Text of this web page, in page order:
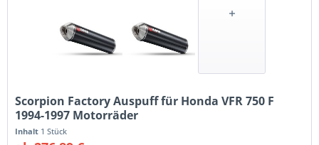
Scorpion Factory Auspuff für Honda VFR 750 F
1994-1997 Motorräder
Inhalt 1 Stück